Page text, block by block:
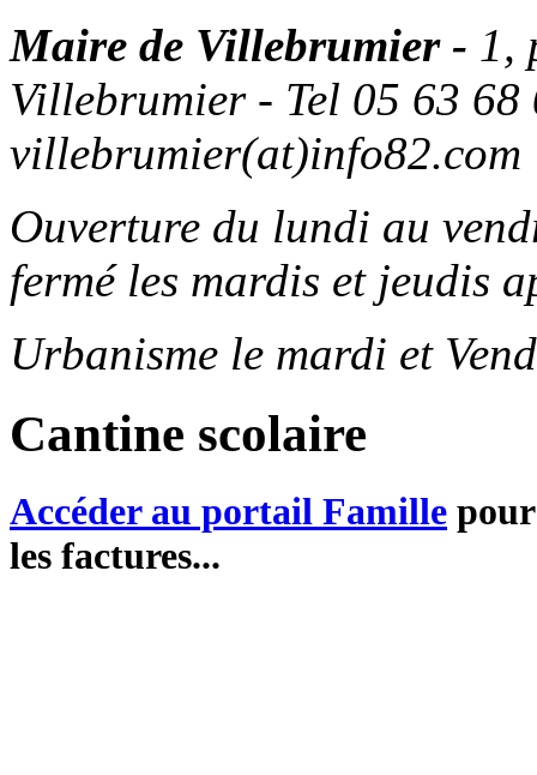
Maire de Villebrumier - 1,
Villebrumier - Tel 05 63
villebrumier(at)info82.com
Ouverture du lundi au
fermé les mardis et jeudis
Urbanisme le mardi et
Cantine scolaire
Accéder au portail Famille
les factures...